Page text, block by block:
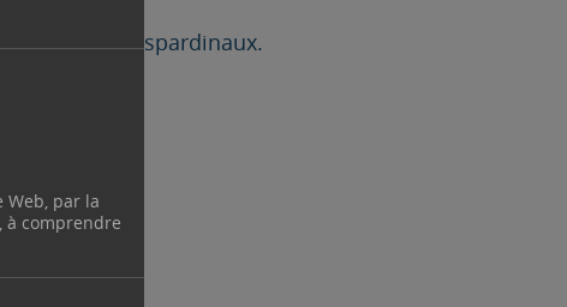
par la
à comprendre
des Espardinaux.